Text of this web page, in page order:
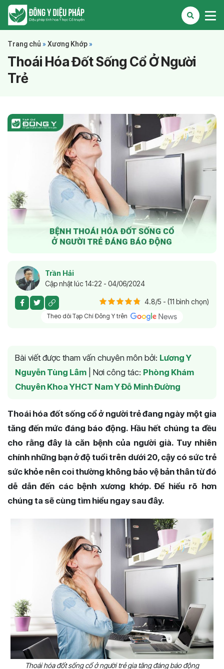
Trang chủ » Xương Khớp »
Thoái Hóa Đốt Sống Cổ Ở Người
Trẻ
Trần Hải
Cập nhật lúc 14:22 - 04/06/2024
4.8/5 - (11 bình chọn)
Theo dõi Tạp Chí Đông Y trên
Bài viết được tham vấn chuyên môn bởi: Lương Y
Nguyễn Tùng Lâm
Nơi công tác: Phòng Khám
Chuyên Khoa YHCT Nam Y Đỗ Minh Đường
Thoái hóa đốt sống cổ ở người trẻ đang ngày một gia
tăng đến mức đáng báo động. Hầu hết chúng ta đều
cho rằng đây là căn bệnh của người già. Tuy nhiên
chính những bạn ở độ tuổi trên dưới 20, cậy có sức trẻ
sức khỏe nên coi thường không bảo vệ bản thân từ đó
dễ dẫn đến các bệnh xương khớp. Để hiểu rõ hơn
chúng ta sẽ cùng tìm hiểu ngay sau đây.
Thoái hóa đốt sống cổ ở người trẻ gia tăng đáng báo động